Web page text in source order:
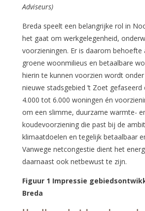
Adviseurs)
Breda speelt een belangrijke rol in
het gaat om werkgelegenheid,
voorzieningen. Er is daarom behoefte
groene woonmilieus en betaalbare
hierin te kunnen voorzien wordt
nieuwe stadsgebied ’t Zoet
4.000 tot 6.000 woningen én
om een slimme, duurzame warmte-
koudevoorziening die past bij de
klimaatdoelen en tegelijk betaalbaar
Vanwege netcongestie dient het
daarnaast ook netbewust te zijn.
Figuur 1 Impressie
Breda